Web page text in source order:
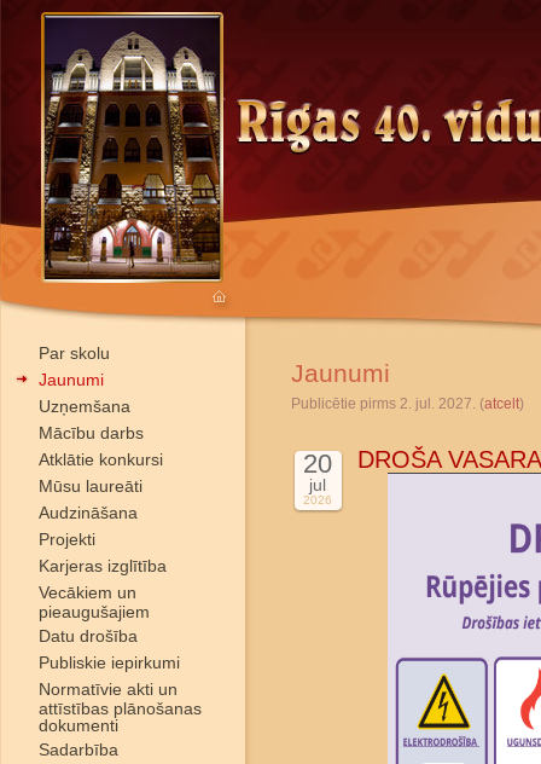
Par skolu
Jaunumi
Uzņemšana
Mācību darbs
Atklātie konkursi
Mūsu laureāti
Audzināšana
Projekti
Karjeras izglītība
Vecākiem un
pieaugušajiem
Datu drošība
Publiskie iepirkumi
Normatīvie akti un
attīstības plānošanas
dokumenti
Sadarbība
Jaunumi
Publicētie pirms 2. jul. 2027. (atcelt)
20
jul
2026
DROŠA